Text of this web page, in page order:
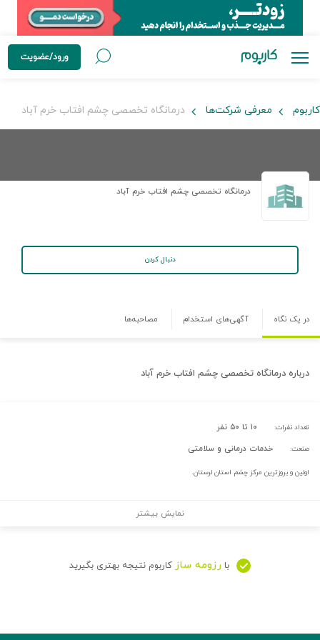
ورود/عضویت
کاربوم معرفی شرکت‌ها درمانگاه تخصصی چشم افتاب خرم آباد
درمانگاه تخصصی چشم افتاب خرم آباد
دنبال کردن
در یک نگاه آگهی‌های استخدام مصاحبه‌ها
درباره درمانگاه تخصصی چشم افتاب خرم آباد
تعداد نفرات: ۱۰ تا ۵۰ نفر
صنعت: خدمات درمانی و سلامتی
اولین و بروزترین مرکز چشم استان لرستان.
نمایش بیشتر
با رزومه ساز کاربوم نتیجه بهتری بگیرید